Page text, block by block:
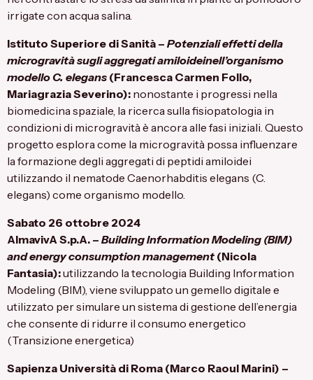
irrigate con acqua salina.
Istituto Superiore di Sanità – Potenziali effetti della
microgravità sugli aggregati amiloideinell’organismo
modello C. elegans (Francesca Carmen Follo,
Mariagrazia Severino): nonostante i progressi nella
biomedicina spaziale, la ricerca sulla fisiopatologia in
condizioni di microgravità è ancora alle fasi iniziali. Questo
progetto esplora come la microgravità possa influenzare
la formazione degli aggregati di peptidi amiloidei
utilizzando il nematode Caenorhabditis elegans (C.
elegans) come organismo modello.
Sabato 26 ottobre 2024
AlmavivA S.p.A. – Building Information Modeling (BIM)
and energy consumption management (Nicola
Fantasia):utilizzando la tecnologia Building Information
Modeling (BIM), viene sviluppato un gemello digitale e
utilizzato per simulare un sistema di gestione dell’energia
che consente di ridurre il consumo energetico
(Transizione energetica)
Sapienza Università di Roma (Marco Raoul Marini) –